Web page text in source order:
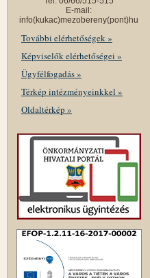
E-mail:
info(kukac)mezobereny(pont)hu
További elérhetőségek »
Képviselők elérhetőségei »
Ügyfélfogadás »
Térkép intézményeinkkel »
Oldaltérkép »